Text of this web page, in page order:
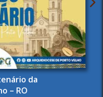
da
– RO